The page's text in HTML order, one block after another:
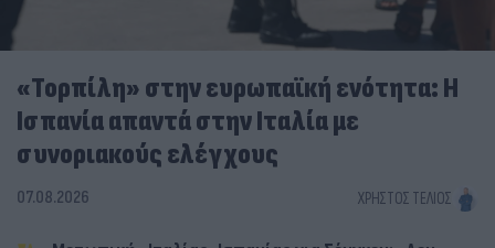
«Τορπίλη» στην ευρωπαϊκή ενότητα: Η
Ισπανία απαντά στην Ιταλία με
συνοριακούς ελέγχους
07.08.2026 ΧΡΉΣΤΟΣ ΤΈΛΙΟΣ